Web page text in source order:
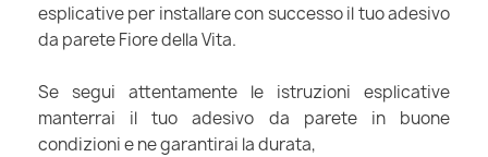
esplicative per installare con successo il tuo adesivo
da parete Fiore della Vita.
Se segui attentamente le istruzioni esplicative
manterrai il tuo adesivo da parete in buone
condizioni e ne garantirai la durata,